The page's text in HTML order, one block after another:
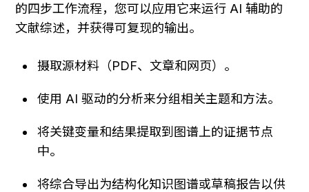
的四步工作流程，您可以应用它来运行 AI 辅助的
文献综述，并获得可复现的输出。
摄取源材料（PDF、文章和网页）。
使用 AI 驱动的分析来分组相关主题和方法。
将关键变量和结果提取到图谱上的证据节点
中。
将综合导出为结构化知识图谱或草稿报告以供